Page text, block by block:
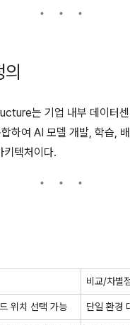
는 기업 내부 데이터
하여 AI 모델 개발, 학습,
키텍처이다.
비교/차별
위치 선택 가능 단일 환경